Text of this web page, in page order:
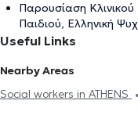
Παρουσίαση
Παιδιού, Ελληνική
Useful Links
Nearby Areas
Social workers in ATHENS